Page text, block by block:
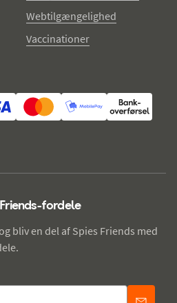
Webtilgængelighed
Vaccinationer
fordele
bliv en del af Spies Friends med